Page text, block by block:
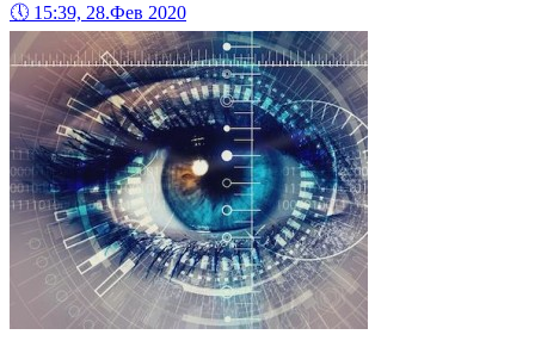
🕔 15:39, 28.Фев 2020